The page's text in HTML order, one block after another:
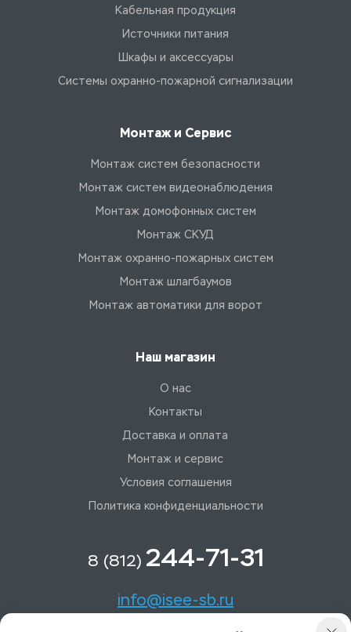
Кабельная продукция
Источники питания
Шкафы и аксессуары
Системы охранно-пожарной сигнализации
Монтаж и Сервис
Монтаж систем безопасности
Монтаж систем видеонаблюдения
Монтаж домофонных систем
Монтаж СКУД
Монтаж охранно-пожарных систем
Монтаж шлагбаумов
Монтаж автоматики для ворот
Наш магазин
О нас
Контакты
Доставка и оплата
Монтаж и сервис
Условия соглашения
Политика конфиденциальности
8 (812) 244-71-31
info@isee-sb.ru